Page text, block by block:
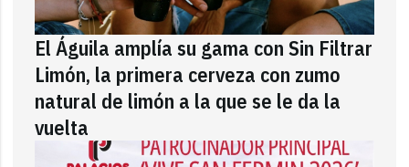
El Águila amplía su gama con Sin Filtrar
Limón, la primera cerveza con zumo
natural de limón a la que se le da la
vuelta